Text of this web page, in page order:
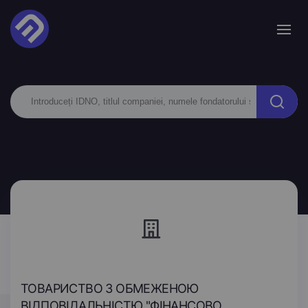
ТОВАРИСТВО З ОБМЕЖЕНОЮ